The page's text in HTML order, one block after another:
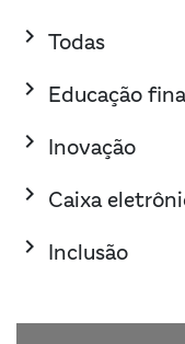
keyboard_arrow_right Todas
keyboard_arrow_right Educação
keyboard_arrow_right Inovação
keyboard_arrow_right Caixa
keyboard_arrow_right Inclusão